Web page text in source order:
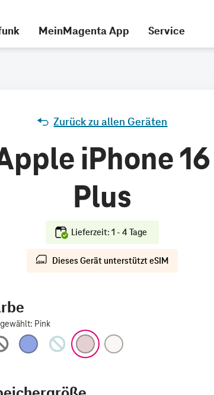
MeinMagenta App Service
Zurück zu allen Geräten
iPhone 16
Plus
Lieferzeit: 1 - 4 Tage
Dieses Gerät unterstützt eSIM
: Pink
Schwarz
UltramarinBlaugrün Pink